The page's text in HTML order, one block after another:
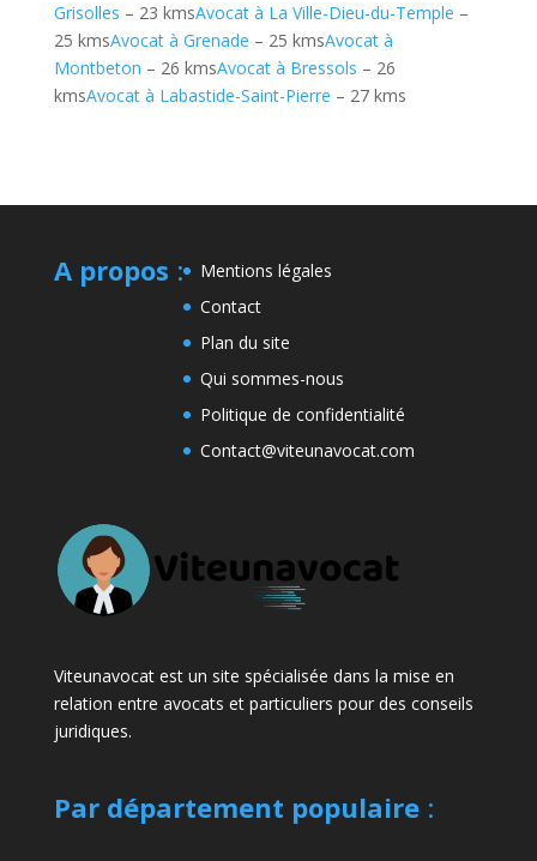
Grisolles – 23 kmsAvocat à La Ville-Dieu-du-Temple –
25 kmsAvocat à Grenade – 25 kmsAvocat à
Montbeton – 26 kmsAvocat à Bressols – 26
kmsAvocat à Labastide-Saint-Pierre – 27 kms
A propos :
Mentions légales
Contact
Plan du site
Qui sommes-nous
Politique de confidentialité
Contact@viteunavocat.com
Viteunavocat est un site spécialisée dans la mise en
relation entre avocats et particuliers pour des conseils
juridiques.
Par département populaire: